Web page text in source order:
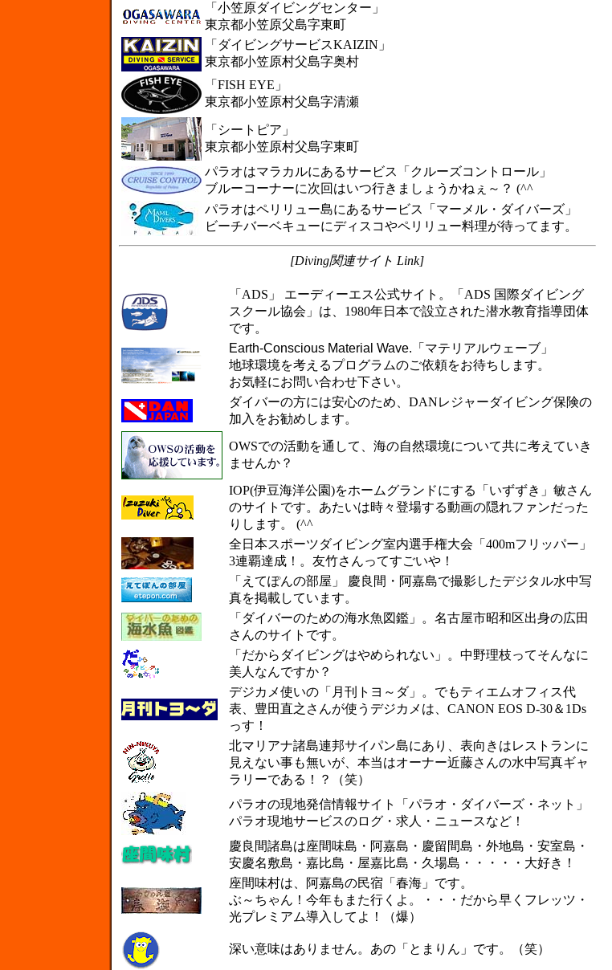
「小笠原ダイビングセンター」
東京都小笠原父島字東町
「ダイビングサービスKAIZIN」
東京都小笠原村父島字奥村
「FISH EYE」
東京都小笠原村父島字清瀬
「シートピア」
東京都小笠原村父島字東町
パラオはマラカルにあるサービス「クルーズコントロール」
ブルーコーナーに次回はいつ行きましょうかねぇ～？ (^^
パラオはペリリュー島にあるサービス「マーメル・ダイバーズ」
ビーチバーベキューにディスコやペリリュー料理が待ってます。
[Diving関連サイト Link]
「ADS」 エーディーエス公式サイト。「ADS 国際ダイビング
スクール協会」は、1980年日本で設立された潜水教育指導団体
です。
Earth-Conscious Material Wave. 「マテリアルウェーブ」
地球環境を考えるプログラムのご依頼をお待ちします。
お気軽にお問い合わせ下さい。
ダイバーの方には安心のため、DANレジャーダイビング保険の
加入をお勧めします。
OWSでの活動を通して、海の自然環境について共に考えていき
ませんか？
IOP(伊豆海洋公園)をホームグランドにする「いずずき」敏さん
のサイトです。あたいは時々登場する動画の隠れファンだった
りします。 (^^
全日本スポーツダイビング室内選手権大会「400mフリッパー」
3連覇達成！。友竹さんってすごいや！
「えてぽんの部屋」 慶良間・阿嘉島で撮影したデジタル水中写
真を掲載しています。
「ダイバーのための海水魚図鑑」。名古屋市昭和区出身の広田
さんのサイトです。
「だからダイビングはやめられない」。中野理枝ってそんなに
美人なんですか？
デジカメ使いの「月刊トヨ～ダ」。でもティエムオフィス代
表、豊田直之さんが使うデジカメは、CANON EOS D-30＆1Ds
っす！
北マリアナ諸島連邦サイパン島にあり、表向きはレストランに
見えない事も無いが、本当はオーナー近藤さんの水中写真ギャ
ラリーである！？（笑）
パラオの現地発信情報サイト「パラオ・ダイバーズ・ネット」
パラオ現地サービスのログ・求人・ニュースなど！
慶良間諸島は座間味島・阿嘉島・慶留間島・外地島・安室島・
安慶名敷島・嘉比島・屋嘉比島・久場島・・・・・大好き！
座間味村は、阿嘉島の民宿「春海」です。
ぶ～ちゃん！今年もまた行くよ。・・・だから早くフレッツ・
光プレミアム導入してよ！（爆）
深い意味はありません。あの「とまりん」です。（笑）